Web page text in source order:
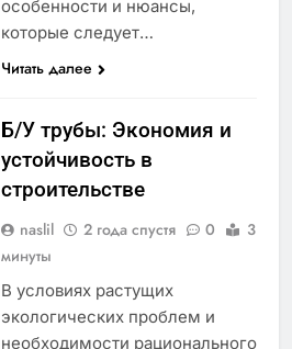
особенности и нюансы,
которые следует…
Читать далее
Б/У трубы: Экономия и
устойчивость в
строительстве
naslil 2 года спустя 0
3
минуты
В условиях растущих
экологических проблем и
необходимости рационального